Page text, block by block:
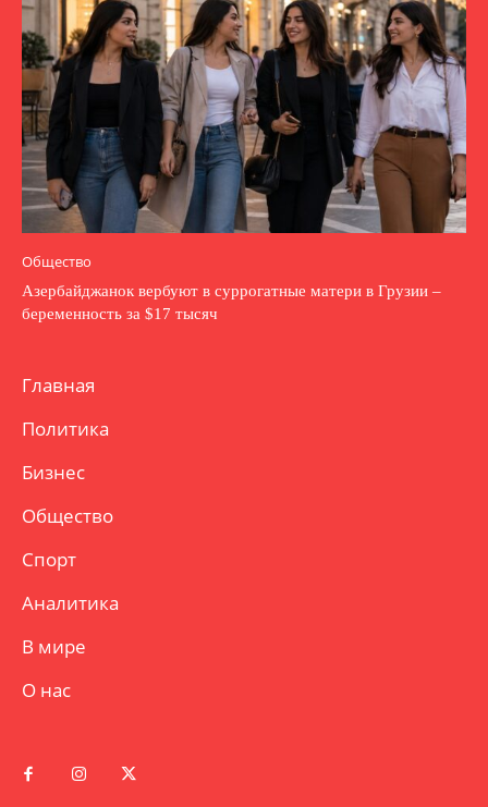
Общество
Азербайджанок вербуют в суррогатные матери в Грузии –
беременность за $17 тысяч
Главная
Политика
Бизнес
Общество
Спорт
Аналитика
В мире
О нас